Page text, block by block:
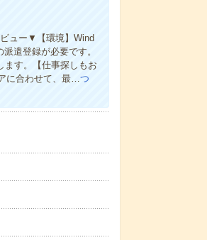
ュー▼【環境】Wind
遣登録が必要です。
ます。【仕事探しもお
に合わせて、最…つ